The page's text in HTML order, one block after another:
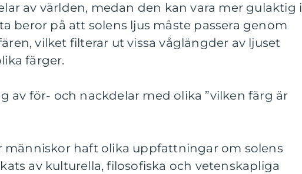
av världen, medan den kan vara mer gulaktig i
beror på att solens ljus måste passera genom
vilket filterar ut vissa våglängder av ljuset
färger.
av för- och nackdelar med olika ”vilken färg är
människor haft olika uppfattningar om solens
av kulturella, filosofiska och vetenskapliga